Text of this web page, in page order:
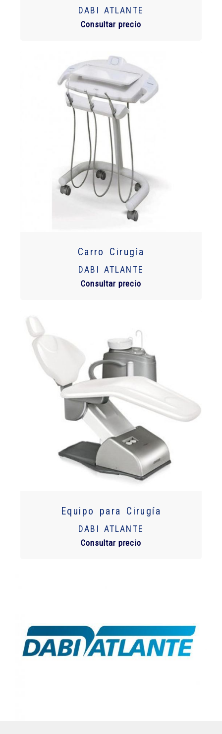
DABI ATLANTE
Consultar precio
Carro Cirugía
DABI ATLANTE
Consultar precio
Equipo para Cirugía
DABI ATLANTE
Consultar precio